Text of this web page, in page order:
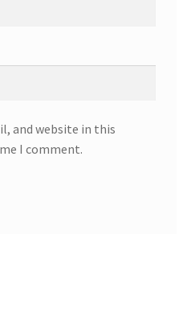
and website in this
I comment.